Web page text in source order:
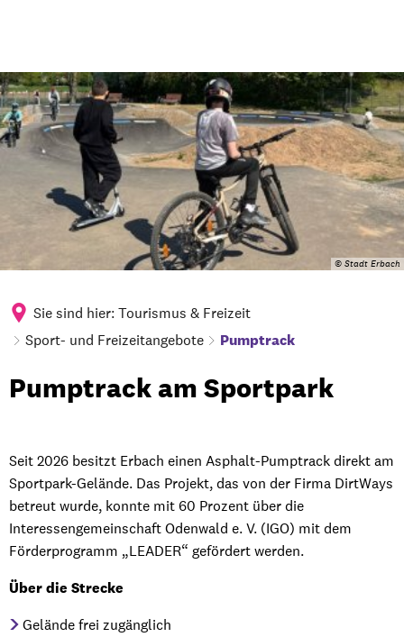
© Stadt Erbach
Sie sind hier: Tourismus & Freizeit
Sport- und Freizeitangebote
Pumptrack
Pumptrack
Pumptrack am Sportpark
Seit 2026 besitzt Erbach einen Asphalt-Pumptrack direkt am
Sportpark-Gelände. Das Projekt, das von der Firma DirtWays
betreut wurde, konnte mit 60 Prozent über die
Interessengemeinschaft Odenwald e. V. (IGO) mit dem
Förderprogramm „LEADER“ gefördert werden.
Über die Strecke
Gelände frei zugänglich